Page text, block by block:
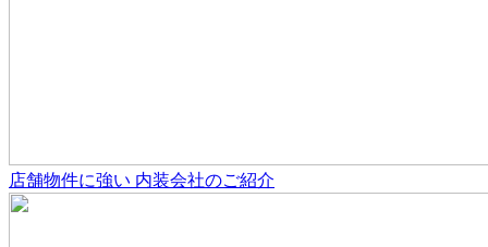
店舗物件に強い 内装会社のご紹介